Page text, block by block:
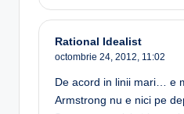
Rational Idealist
octombrie 24, 2012, 11:02
De acord in linii mari… e
Armstrong nu e nici pe